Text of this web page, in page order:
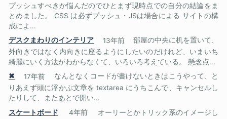
プッシュすべきか悩んだのでひとまず現時点での自分の結論をま
とめました。 CSS は必ずプッシュ・JSは場合による サイトの構
成によ...
デスクまわりのインテリア
13年前
部屋の中央に机を置いて、
外向きではなく内向きに座るようにしたいのだけれど、いまいち
綺麗にいく方法がわからなくて、いろいろ考えている。 懸念点...
✖
17年前
なんとなくコードが書けないときはこうやって、と
りあえず頭に浮かぶ文章を textarea にうちこんで、キャンセルし
たりして、またあとで開い...
スケートボード
4年前
オーリーとかトリック系のイメージし